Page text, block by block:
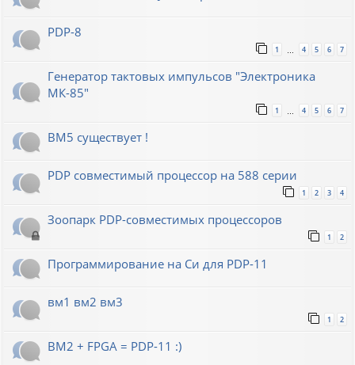
PDP-8
1 4 5 6 7
Генератор тактовых импульсов "Электроника
МК-85"
1 4 5 6 7
ВМ5 существует !
PDP совместимый процессор на 588 серии
1 2 3 4
Зоопарк PDP-совместимых процессоров
1 2
Программирование на Си для PDP-11
вм1 вм2 вм3
1 2
ВМ2 + FPGA = PDP-11 :)